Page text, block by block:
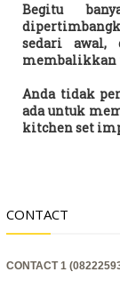
Begitu
sedari awal,
membalikkan
Anda tidak
ada untuk
kitchen set
CONTACT
CONTACT 1